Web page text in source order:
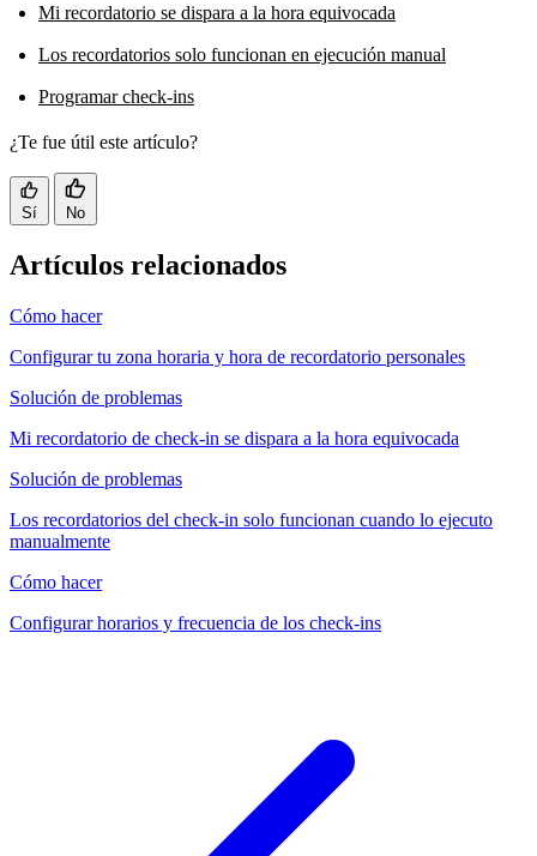
Mi recordatorio se dispara a la hora equivocada
Los recordatorios solo funcionan en ejecución manual
Programar check-ins
¿Te fue útil este artículo?
Sí No
Artículos relacionados
Cómo hacer
Configurar tu zona horaria y hora de recordatorio personales
Solución de problemas
Mi recordatorio de check-in se dispara a la hora equivocada
Solución de problemas
Los recordatorios del check-in solo funcionan cuando lo ejecuto
manualmente
Cómo hacer
Configurar horarios y frecuencia de los check-ins